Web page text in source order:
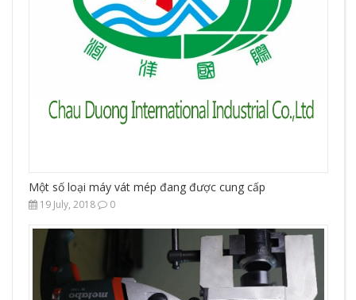
Một số loại máy vát mép đang được cung cấp
19 July, 2018 0